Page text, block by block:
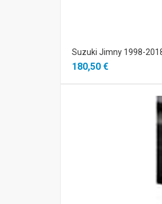
Suzuki Jimny 1998-
180,50 €